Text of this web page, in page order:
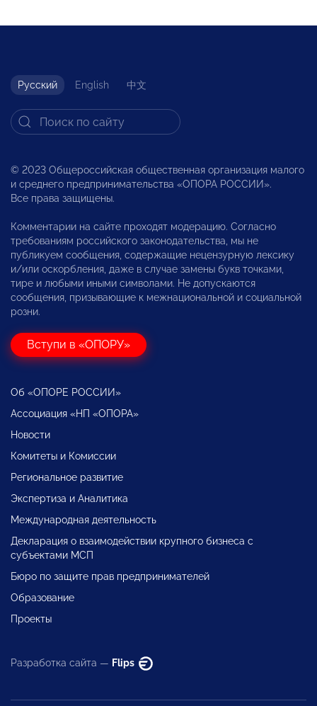
Русский English 中文
© 2023 Общероссийская общественная организация малого
и среднего предпринимательства «ОПОРА РОССИИ».
Все права защищены.
Комментарии на сайте проходят модерацию. Согласно
требованиям российского законодательства, мы не
публикуем сообщения, содержащие нецензурную лексику
и/или оскорбления, даже в случае замены букв точками,
тире и любыми иными символами. Не допускаются
сообщения, призывающие к межнациональной и социальной
розни.
Вступи в «ОПОРУ»
Об «ОПОРЕ РОССИИ»
Ассоциация «НП «ОПОРА»
Новости
Комитеты и Комиссии
Региональное развитие
Экспертиза и Аналитика
Международная деятельность
Декларация о взаимодействии крупного бизнеса с
субъектами МСП
Бюро по защите прав предпринимателей
Образование
Проекты
Разработка сайта — Flips